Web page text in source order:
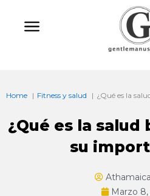
Home Fitness y salud ¿Qué es la
¿Qué es la salud
su
Marzo 8,